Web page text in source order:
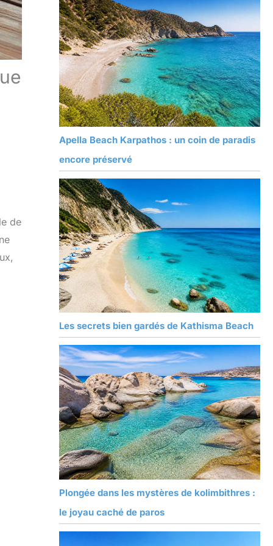
de
Apella Beach Karpathos : un coin de paradis
encore préservé
Les secrets bien gardés de Kathisma Beach
Plongée dans les mystères de kolimbithres :
le joyau caché de paros